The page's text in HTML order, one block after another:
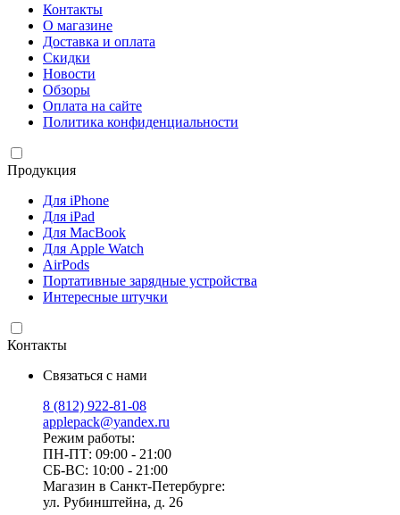
Контакты
О магазине
Доставка и оплата
Скидки
Новости
Обзоры
Оплата на сайте
Политика конфиденциальности
Продукция
Для iPhone
Для iPad
Для MacBook
Для Apple Watch
AirPods
Портативные зарядные устройства
Интересные штучки
Контакты
Связаться с нами
8 (812) 922-81-08
applepack@yandex.ru
Режим работы:
ПН-ПТ: 09:00 - 21:00
СБ-ВС: 10:00 - 21:00
Магазин в Санкт-Петербурге:
ул. Рубинштейна, д. 26